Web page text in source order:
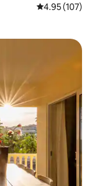
平均评分 4.95
4.95 (107)